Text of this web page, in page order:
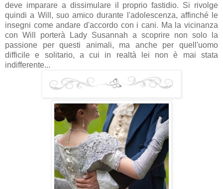
deve imparare a dissimulare il proprio fastidio. Si rivolge
quindi a Will, suo amico durante l'adolescenza, affinché le
insegni come andare d'accordo con i cani. Ma la vicinanza
con Will porterà Lady Susannah a scoprire non solo la
passione per questi animali, ma anche per quell'uomo
difficile e solitario, a cui in realtà lei non è mai stata
indifferente...